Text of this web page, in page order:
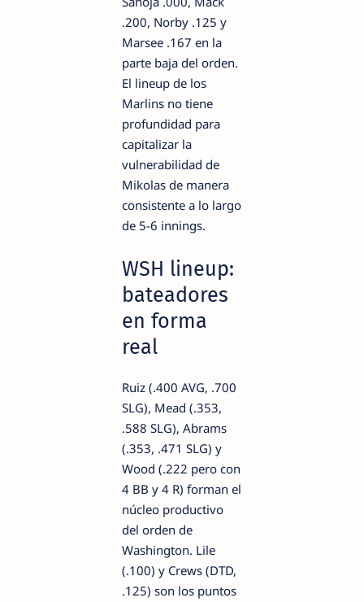
.200, Norby .125 y
Marsee .167 en la
parte baja del orden.
El lineup de los
Marlins no tiene
profundidad para
capitalizar la
vulnerabilidad de
Mikolas de manera
consistente a lo largo
de 5-6 innings.
WSH lineup:
bateadores
en forma
real
Ruiz (.400 AVG, .700
SLG), Mead (.353,
.588 SLG), Abrams
(.353, .471 SLG) y
Wood (.222 pero con
4 BB y 4 R) forman el
núcleo productivo
del orden de
Washington. Lile
(.100) y Crews (DTD,
.125) son los puntos